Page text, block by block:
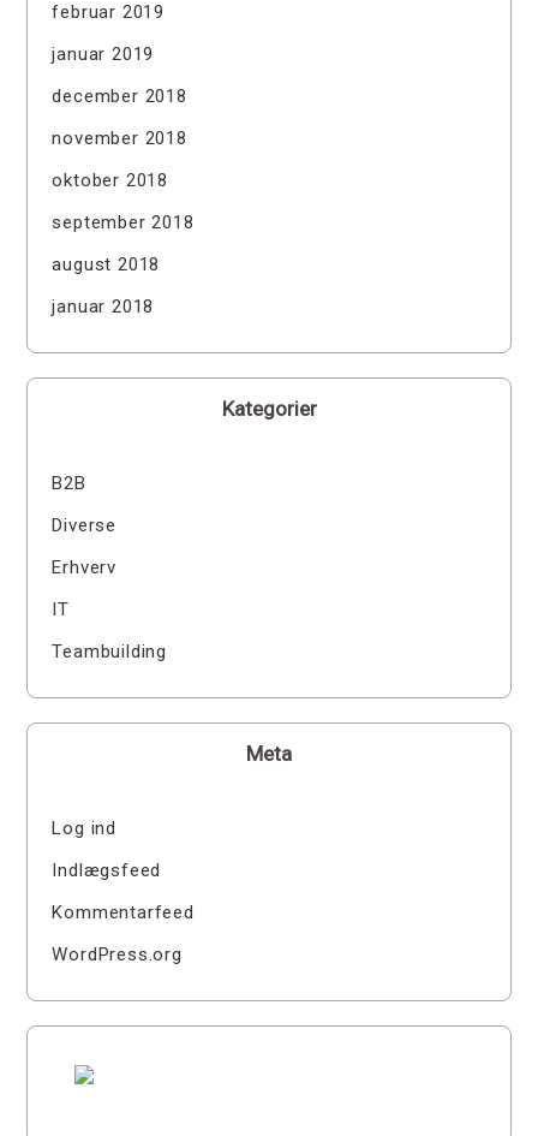
februar 2019
januar 2019
december 2018
november 2018
oktober 2018
september 2018
august 2018
januar 2018
Kategorier
B2B
Diverse
Erhverv
IT
Teambuilding
Meta
Log ind
Indlægsfeed
Kommentarfeed
WordPress.org